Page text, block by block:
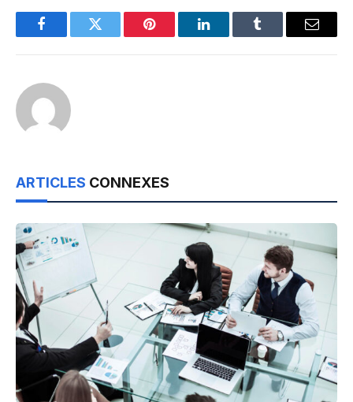
FacebookTwitter Pinterest LinkedInTumblr Email
ARTICLES CONNEXES